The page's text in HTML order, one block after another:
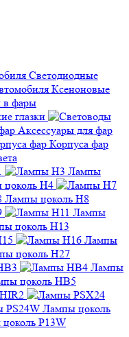
Ксеноновые лампы
Световоды
для фар
фар
Лампы
H4
Лампы цоколь H8
Лампы
цоколь H13
Лампы
цоколь H27
Лампы
цоколь HB5
Лампы цоколь
P13W
B8.4